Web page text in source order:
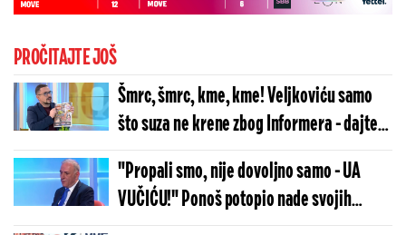
PROČITAJTE JOŠ
Šmrc, šmrc, kme, kme! Veljkoviću samo
što suza ne krene zbog Informera - dajte
čoveku maramicu (VIDEO)
"Propali smo, nije dovoljno samo - UA
VUČIĆU!" Ponoš potopio nade svojih
saboraca: Nikada nećemo biti jedinstveni